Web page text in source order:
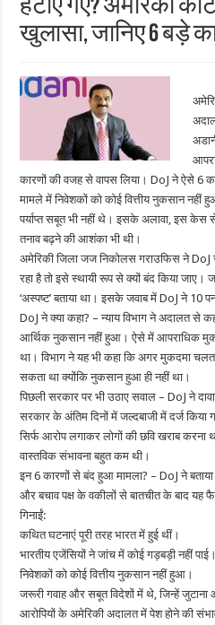
हटाए गए? अमेरिकी
खुलासा, जानिए 6 बड़े
कारणों की वजह से वापस लिया। DoJ ने ऐसे 6
मामले में निवेशकों को कोई वित्तीय नुकसान
पर्याप्त सबूत भी नहीं थे। इसके अलावा, इस
तनाव बढ़ने की आशंका भी थी।
अमेरिकी जिला जज निकोलस गराउफिस ने DoJ
रहा है तो इसे स्थायी रूप से क्यों बंद किया
‘अस्पष्ट’ बताया था। इसके जवाब में DoJ ने 10
DoJ ने क्या कहा? – न्याय विभाग ने अदालत से
आर्थिक नुकसान नहीं हुआ। ऐसे में आपराधिक
था। विभाग ने यह भी कहा कि अगर मुकदमा
सकता था क्योंकि नुकसान हुआ ही नहीं था।
पिछली सरकार पर भी उठाए सवाल – DoJ ने
सरकार के अंतिम दिनों में जल्दबाजी में दर्ज किया
सिर्फ आरोप लगाकर लोगों की छवि खराब
वास्तविक संभावना बहुत कम थी।
इन 6 कारणों से बंद हुआ मामला? – DoJ ने
और बचाव पक्ष के वकीलों से बातचीत के बाद यह
गिनाईं:
कथित घटनाएं पूरी तरह भारत में हुई थीं।
भारतीय एजेंसियों ने जांच में कोई गड़बड़ी नहीं पाई।
निवेशकों को कोई वित्तीय नुकसान नहीं हुआ।
जरूरी गवाह और सबूत विदेशों में थे, जिन्हें जुटाना
आरोपियों के अमेरिकी अदालत में पेश होने की